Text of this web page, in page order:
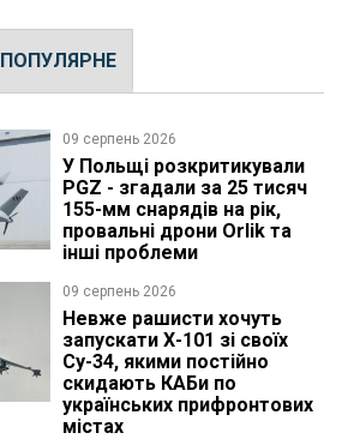
ПОПУЛЯРНЕ
09 серпень 2026
У Польщі розкритикували
PGZ - згадали за 25 тисяч
155-мм снарядів на рік,
провальні дрони Orlik та
інші проблеми
09 серпень 2026
Невже рашисти хочуть
запускати Х-101 зі своїх
Су-34, якими постійно
скидають КАБи по
українських прифронтових
містах